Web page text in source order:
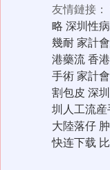
友情鏈接：
略 深圳性
幾耐家計
港藥流香
手術家計
割包皮 深
圳人工流
大陸落仔
快连下载